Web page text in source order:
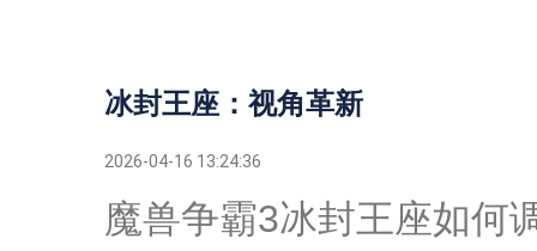
冰封王座：视角革新
2026-04-16 13:24:36
魔兽争霸3冰封王座如何